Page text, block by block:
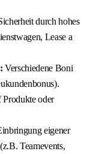
durch hohes
Lease a
Verschiedene Boni
Produkte oder
eigener
Teamevents,